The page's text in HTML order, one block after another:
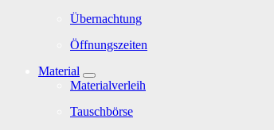
Übernachtung
Öffnungszeiten
Material
Materialverleih
Tauschbörse